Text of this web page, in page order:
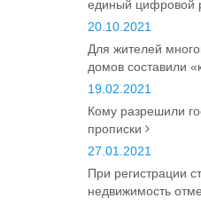
единый цифровой
20.10.2021
Для жителей
домов составили
19.02.2021
Кому разрешили
прописки
27.01.2021
При регистрации
недвижимость